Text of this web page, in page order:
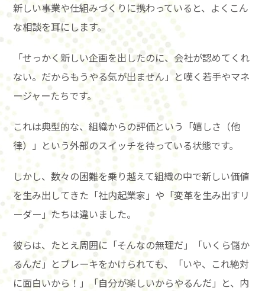
新しい事業や仕組みづくりに携わっていると、よくこん
な相談を耳にします。
「せっかく新しい企画を出したのに、会社が認めてくれ
ない。だからもうやる気が出ません」と嘆く若手やマネ
ージャーたちです。
これは典型的な、組織からの評価という「嬉しさ（他
律）」という外部のスイッチを待っている状態です。
しかし、数々の困難を乗り越えて組織の中で新しい価値
を生み出してきた「社内起業家」や「変革を生み出すリ
ーダー」たちは違いました。
彼らは、たとえ周囲に「そんなの無理だ」「いくら儲か
るんだ」とブレーキをかけられても、「いや、これ絶対
に面白いから！」「自分が楽しいからやるんだ」と、内